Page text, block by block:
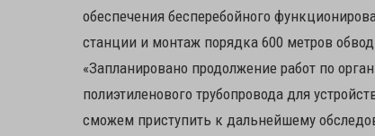
обеспечения бесперебойного
станции и монтаж порядка 600 метров
«Запланировано продолжение работ по
полиэтиленового трубопровода для
сможем приступить к дальнейшему